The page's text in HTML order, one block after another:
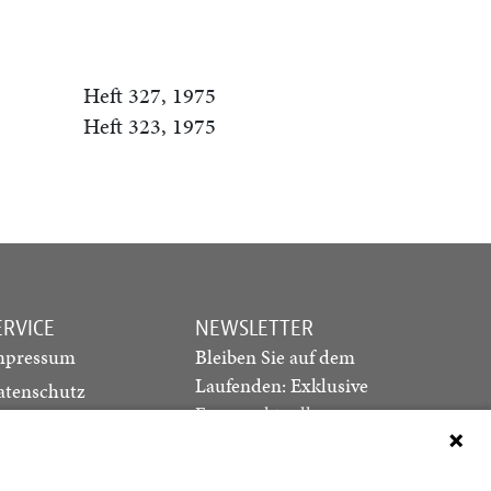
Heft 327, 1975
Heft 323, 1975
NEWSLETTER
Bleiben Sie auf dem
Laufenden: Exklusive
Essays, aktuelle